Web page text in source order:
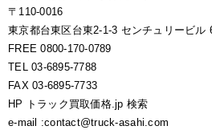
〒110-0016
東京都台東区台東2-1-3 センチュリービル
FREE 0800-170-0789
TEL 03-6895-7788
FAX 03-6895-7733
HP トラック買取価格.jp 検索
e-mail :contact@truck-asahi.com